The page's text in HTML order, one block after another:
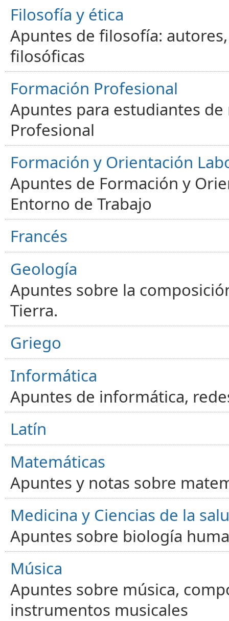
Filosofía y ética
Apuntes de filosofía:
filosóficas
Formación Profesional
Apuntes para estudiantes
Profesional
Formación y Orientación
Apuntes de Formación y
Entorno de Trabajo
Francés
Geología
Apuntes sobre la
Tierra.
Griego
Informática
Apuntes de informática,
Latín
Matemáticas
Apuntes y notas sobre
Medicina y Ciencias de la
Apuntes sobre biología
Música
Apuntes sobre música,
instrumentos musicales